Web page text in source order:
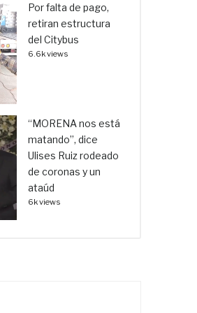
Por falta de pago,
retiran estructura
del Citybus
6.6k views
“MORENA nos está
matando”, dice
Ulises Ruiz rodeado
de coronas y un
ataúd
6k views